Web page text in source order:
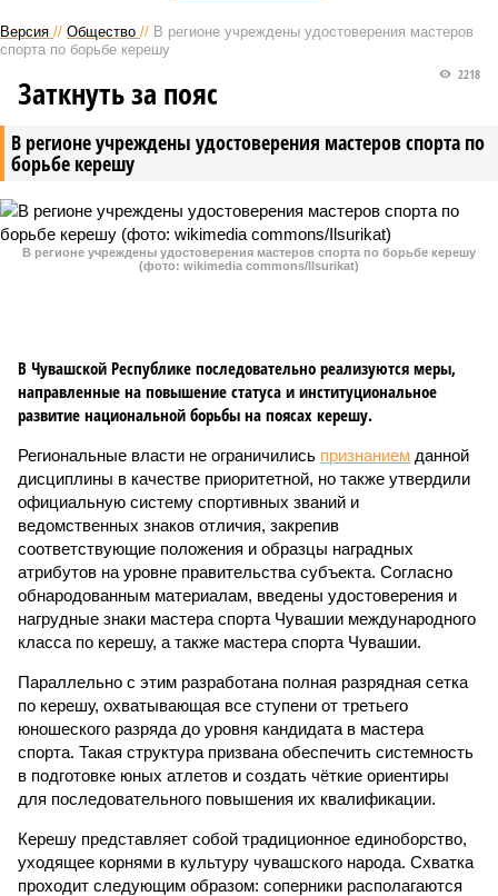
Версия // Общество // В регионе учреждены удостоверения мастеров
спорта по борьбе керешу
В регионе учреждены удостоверения мастеров спорта по
борьбе керешу
2218
Заткнуть за пояс
В регионе учреждены удостоверения мастеров спорта по борьбе керешу
(фото: wikimedia commons/Ilsurikat)
В Чувашской Республике последовательно реализуются меры,
направленные на повышение статуса и институциональное
развитие национальной борьбы на поясах керешу.
Региональные власти не ограничились признанием данной
дисциплины в качестве приоритетной, но также утвердили
официальную систему спортивных званий и
ведомственных знаков отличия, закрепив
соответствующие положения и образцы наградных
атрибутов на уровне правительства субъекта. Согласно
обнародованным материалам, введены удостоверения и
нагрудные знаки мастера спорта Чувашии международного
класса по керешу, а также мастера спорта Чувашии.
Параллельно с этим разработана полная разрядная сетка
по керешу, охватывающая все ступени от третьего
юношеского разряда до уровня кандидата в мастера
спорта. Такая структура призвана обеспечить системность
в подготовке юных атлетов и создать чёткие ориентиры
для последовательного повышения их квалификации.
Керешу представляет собой традиционное единоборство,
уходящее корнями в культуру чувашского народа. Схватка
проходит следующим образом: соперники располагаются